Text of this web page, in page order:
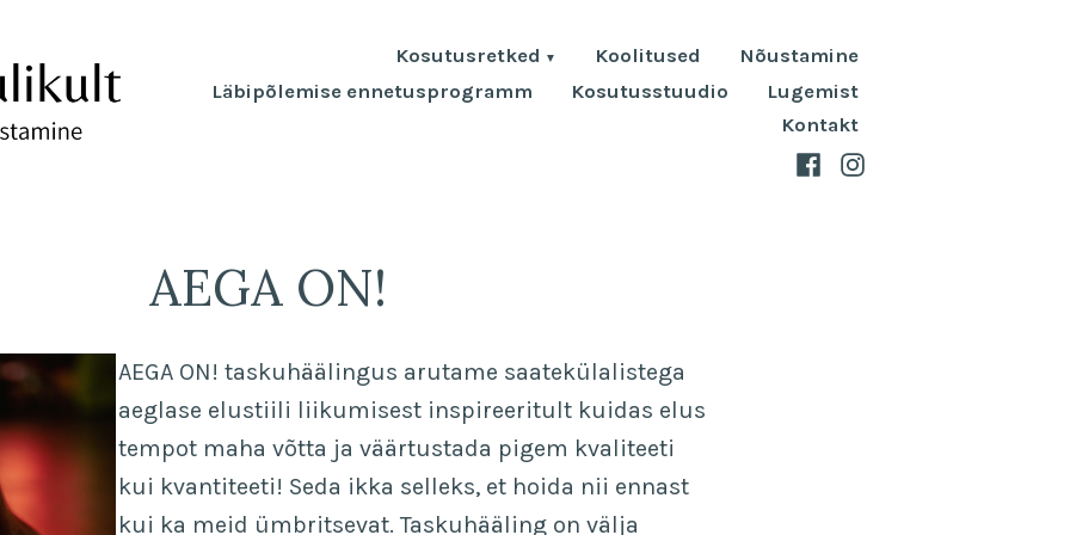
Kosutusretked Koolitused
Nõustamine
Läbipõlemise ennetusprogramm
Kosutusstuudio
Lugemist
Kontakt
FacebookInstagram
AEGA ON!
AEGA ON! taskuhäälingus arutame saatekülalistega
aeglase elustiili liikumisest inspireeritult kuidas elus
tempot maha võtta ja väärtustada pigem kvaliteeti
kui kvantiteeti! Seda ikka selleks, et hoida nii ennast
kui ka meid ümbritsevat. Taskuhääling on välja